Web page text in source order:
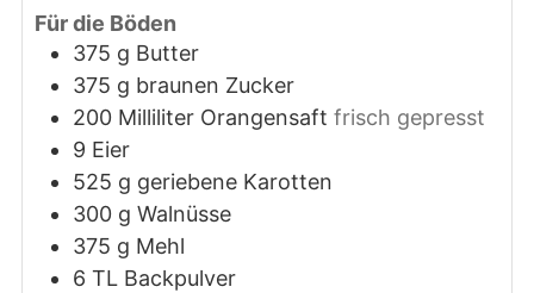
Für die Böden
375 g Butter
375 g braunen Zucker
200 Milliliter Orangensaft frisch gepresst
9 Eier
525 g geriebene Karotten
300 g Walnüsse
375 g Mehl
6 TL Backpulver